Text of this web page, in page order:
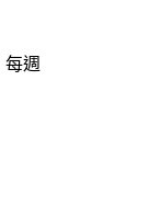
每週